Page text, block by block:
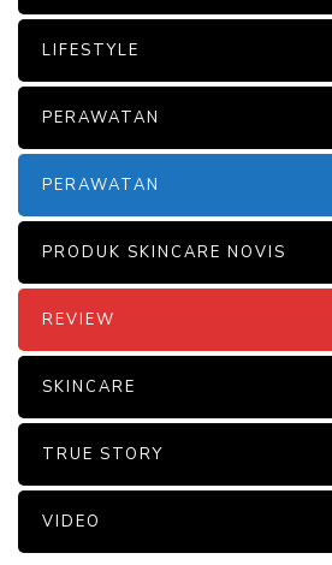
LIFESTYLE
PERAWATAN
PERAWATAN
PRODUK SKINCARE NOVIS
REVIEW
SKINCARE
TRUE STORY
VIDEO